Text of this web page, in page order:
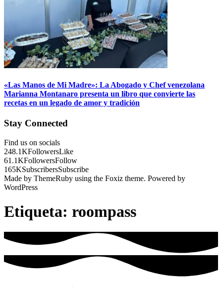
«Las Manos de Mi Madre»: La Abogado y Chef venezolana
Marianna Montanaro presenta un libro que convierte las
recetas en un legado de amor y tradición
Stay Connected
Find us on socials
248.1KFollowersLike
61.1KFollowersFollow
165KSubscribersSubscribe
Made by ThemeRuby using the Foxiz theme. Powered by
WordPress
Etiqueta: roompass